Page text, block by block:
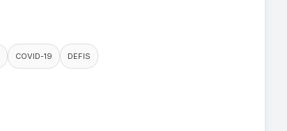
COVID-19
DEFIS